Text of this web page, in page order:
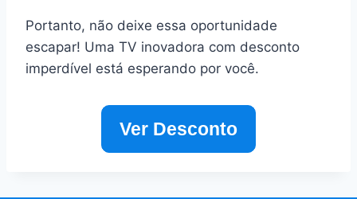
Portanto, não deixe essa oportunidade
escapar! Uma TV inovadora com desconto
imperdível está esperando por você.
Ver Desconto